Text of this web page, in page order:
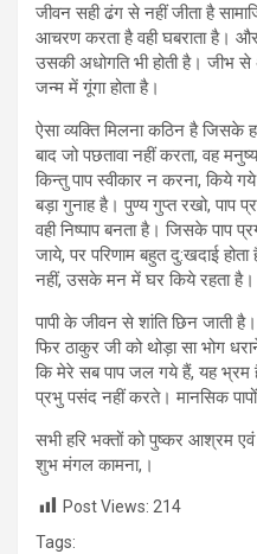
जीवन सही ढंग से नहीं जीता है
आचरण करता है वही घबराता है।
उसकी अधोगति भी होती है। जीभ
जन्म में गूंगा होता है।
ऐसा व्यक्ति मिलना कठिन है जिसके
बाद जो पछतावा नहीं करता, वह
किन्तु पाप स्वीकार न करना, किये
बड़ा गुनाह है। पुण्य गुप्त रखो, पाप
वही निष्पाप बनता है। जिसके पाप
जाये, पर परिणाम बहुत दु:खदाई होता
नहीं, उसके मन में घर किये रहता है।
पापी के जीवन से शांति छिन जाती
फिर ठाकुर जी को थोड़ा सा भोग
कि मेरे सब पाप जल गये हैं, यह भ्रम
प्रभु पसंद नहीं करते। मानसिक पापों
सभी हरि भक्तों को पुष्कर आश्रम
शुभ मंगल कामना,।
Post Views: 214
Tags: